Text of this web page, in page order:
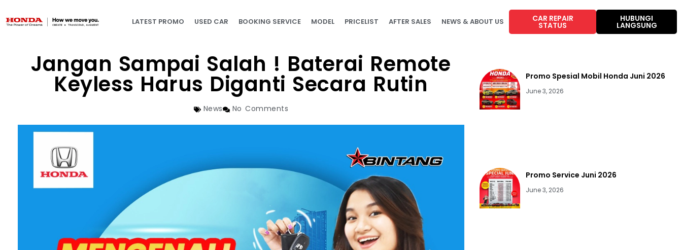
LATEST PROMO USED CAR BOOKING SERVICE MODEL PRICELIST AFTER SALES NEWS & ABOUT US CAR REPAIR
STATUS
HUBUNGI
LANGSUNG
Jangan Sampai Salah ! Baterai Remote
Keyless Harus Diganti Secara Rutin
News No Comments
Promo Spesial Mobil Honda Juni 2026
June 3, 2026
Promo Service Juni 2026
June 3, 2026